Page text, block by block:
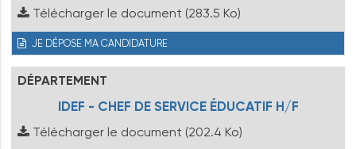
Télécharger le document (283.5 Ko)
JE DÉPOSE MA CANDIDATURE
DÉPARTEMENT
IDEF - CHEF DE SERVICE ÉDUCATIF H/F
Télécharger le document (202.4 Ko)